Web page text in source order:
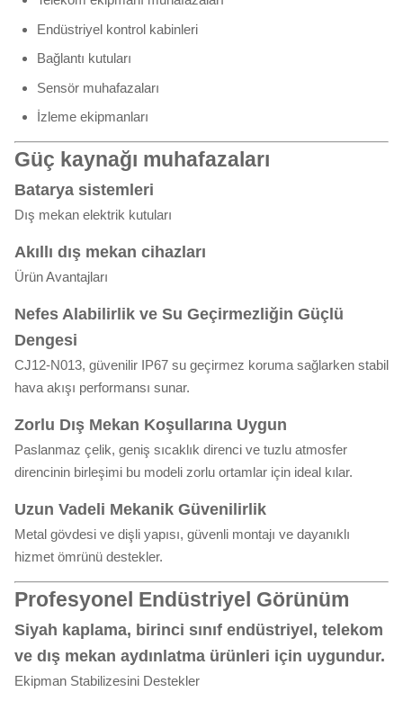
Endüstriyel kontrol kabinleri
Bağlantı kutuları
Sensör muhafazaları
İzleme ekipmanları
Güç kaynağı muhafazaları
Batarya sistemleri
Dış mekan elektrik kutuları
Akıllı dış mekan cihazları
Ürün Avantajları
Nefes Alabilirlik ve Su Geçirmezliğin Güçlü
Dengesi
CJ12-N013, güvenilir IP67 su geçirmez koruma sağlarken stabil
hava akışı performansı sunar.
Zorlu Dış Mekan Koşullarına Uygun
Paslanmaz çelik, geniş sıcaklık direnci ve tuzlu atmosfer
direncinin birleşimi bu modeli zorlu ortamlar için ideal kılar.
Uzun Vadeli Mekanik Güvenilirlik
Metal gövdesi ve dişli yapısı, güvenli montajı ve dayanıklı
hizmet ömrünü destekler.
Profesyonel Endüstriyel Görünüm
Siyah kaplama, birinci sınıf endüstriyel, telekom
ve dış mekan aydınlatma ürünleri için uygundur.
Ekipman Stabilizesini Destekler